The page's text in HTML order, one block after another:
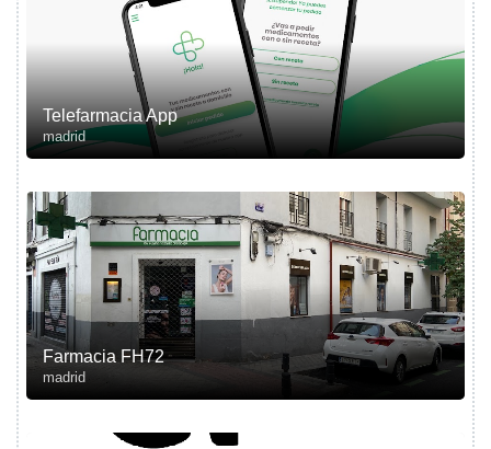
Telefarmacia App
madrid
Farmacia FH72
madrid